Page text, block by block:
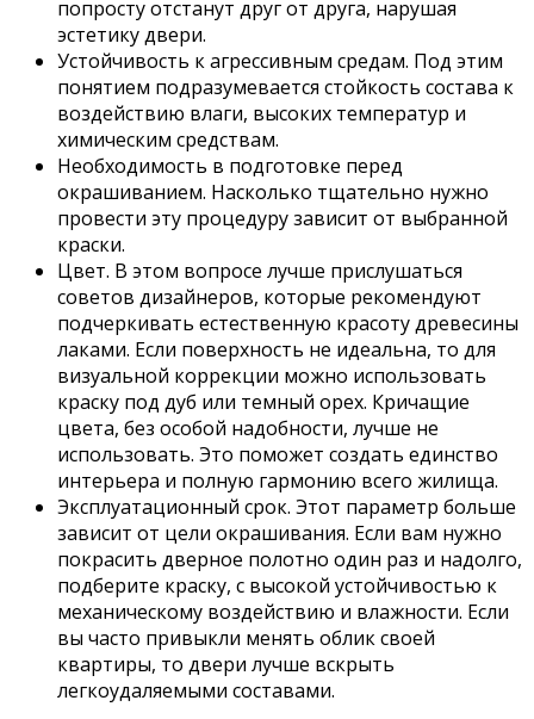
попросту отстанут друг от друга, нарушая
эстетику двери.
Устойчивость к агрессивным средам. Под этим
понятием подразумевается стойкость состава к
воздействию влаги, высоких температур и
химическим средствам.
Необходимость в подготовке перед
окрашиванием. Насколько тщательно нужно
провести эту процедуру зависит от выбранной
краски.
Цвет. В этом вопросе лучше прислушаться
советов дизайнеров, которые рекомендуют
подчеркивать естественную красоту древесины
лаками. Если поверхность не идеальна, то для
визуальной коррекции можно использовать
краску под дуб или темный орех. Кричащие
цвета, без особой надобности, лучше не
использовать. Это поможет создать единство
интерьера и полную гармонию всего жилища.
Эксплуатационный срок. Этот параметр больше
зависит от цели окрашивания. Если вам нужно
покрасить дверное полотно один раз и надолго,
подберите краску, с высокой устойчивостью к
механическому воздействию и влажности. Если
вы часто привыкли менять облик своей
квартиры, то двери лучше вскрыть
легкоудаляемыми составами.